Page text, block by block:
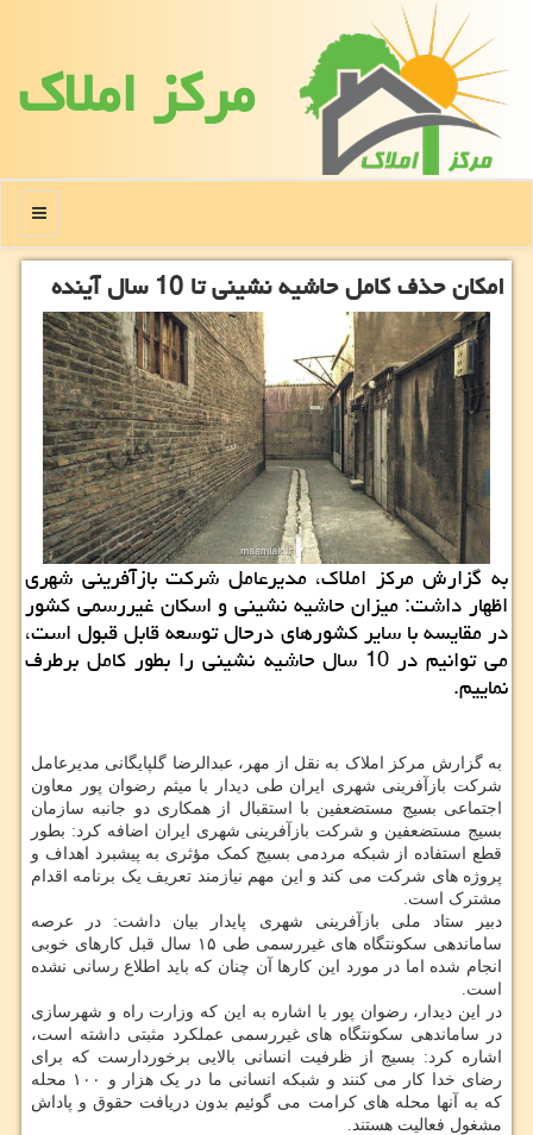
مركز املاك
منو
امکان حذف کامل حاشیه نشینی تا 10 سال آینده
به گزارش مرکز املاک، مدیرعامل شرکت بازآفرینی شهری
اظهار داشت: میزان حاشیه نشینی و اسکان غیررسمی کشور
در مقایسه با سایر کشورهای درحال توسعه قابل قبول است،
می توانیم در 10 سال حاشیه نشینی را بطور کامل برطرف
نماییم.
به گزارش مرکز املاک به نقل از مهر، عبدالرضا گلپایگانی مدیرعامل
شرکت بازآفرینی شهری ایران طی دیدار با میثم رضوان پور معاون
اجتماعی بسیج مستضعفین با استقبال از همکاری دو جانبه سازمان
بسیج مستضعفین و شرکت بازآفرینی شهری ایران اضافه کرد: بطور
قطع استفاده از شبکه مردمی بسیج کمک مؤثری به پیشبرد اهداف و
پروژه های شرکت می کند و این مهم نیازمند تعریف یک برنامه اقدام
مشترک است.
دبیر ستاد ملی بازآفرینی شهری پایدار بیان داشت: در عرصه
ساماندهی سکونتگاه های غیررسمی طی ۱۵ سال قبل کارهای خوبی
انجام شده اما در مورد این کارها آن چنان که باید اطلاع رسانی نشده
است.
در این دیدار، رضوان پور با اشاره به این که وزارت راه و شهرسازی
در ساماندهی سکونتگاه های غیررسمی عملکرد مثبتی داشته است،
اشاره کرد: بسیج از ظرفیت انسانی بالایی برخوردارست که برای
رضای خدا کار می کنند و شبکه انسانی ما در یک هزار و ۱۰۰ محله
که به آنها محله های کرامت می گوئیم بدون دریافت حقوق و پاداش
مشغول فعالیت هستند.